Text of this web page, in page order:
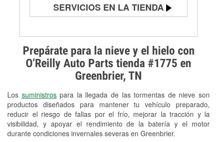
Prepárate para la nieve y el hielo con
O’Reilly Auto Parts tienda #1775 en
Greenbrier, TN
Los suministrospara la llegada de las tormentas de nieve son
productos diseñados para mantener tu vehículo preparado,
reducir el riesgo de fallas por el frío, mejorar la tracción y la
visibilidad, y apoyar el rendimiento de la batería y el motor
durante condiciones invernales severas en Greenbrier.
SERVICIOS EN LA TIENDA
Prueba de alternadores y
arrancadores
Revisión de la luz "Check Engine"
Reciclaje de baterías y aceite
Instalación de bombillas de faros
Instalación de limpiaparabrisas